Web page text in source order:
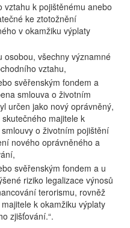
vztahu k pojištěnému anebo
ke ztotožnění
v okamžiku výplaty
osobou, všechny významné
vztahu,
svěřenským fondem a
smlouva o životním
určen jako nový oprávněný,
majitele k
o životním pojištění
nového oprávněného a
svěřenským fondem a u
riziko legalizace výnosů
terorismu, rovněž
k okamžiku výplaty
zjišťování.“.